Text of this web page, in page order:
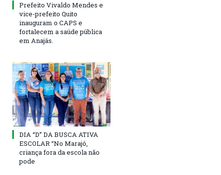
Prefeito Vivaldo Mendes e
vice-prefeito Quito
inauguram o CAPS e
fortalecem a saúde pública
em Anajás.
DIA “D” DA BUSCA ATIVA
ESCOLAR “No Marajó,
criança fora da escola não
pode